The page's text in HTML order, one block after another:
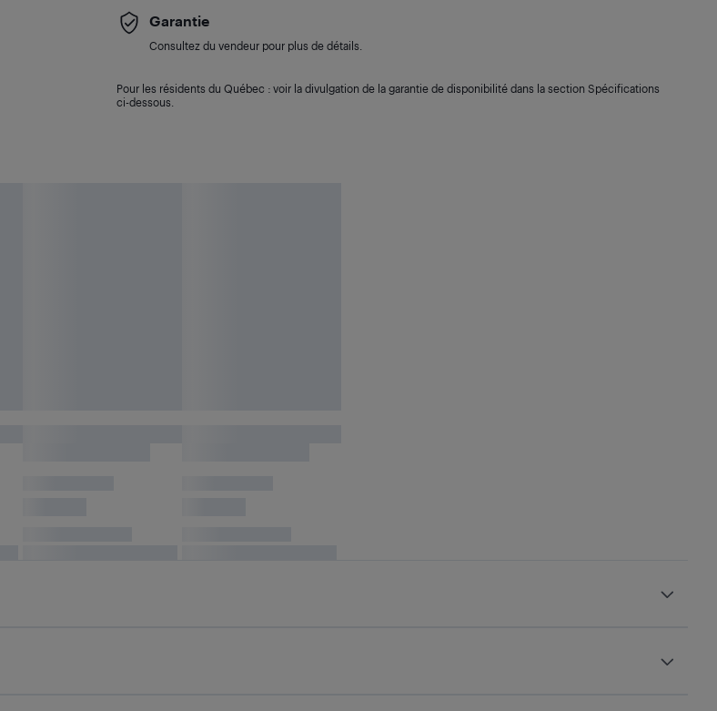
Garantie
Consultez du vendeur pour plus de détails.
Pour les résidents du Québec : voir la divulgation de la garantie de disponibilité dans la section Spécifications
ci-dessous.